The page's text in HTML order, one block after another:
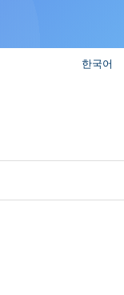
한국어